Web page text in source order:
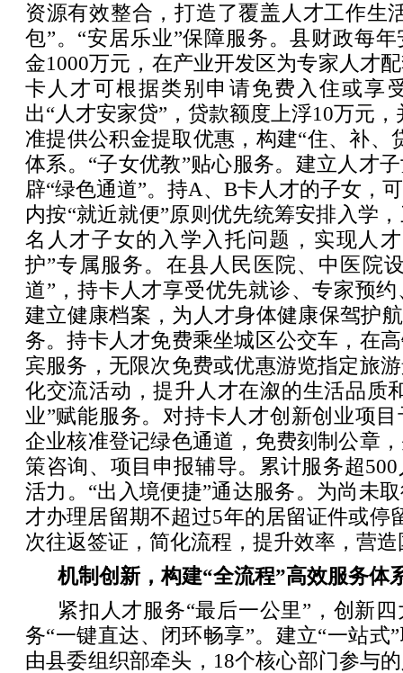
资源有效整合，打造了覆盖人才工作生
包”。“安居乐业”保障服务。县财政每
金1000万元，在产业开发区为专家人才
卡人才可根据类别申请免费入住或享
出“人才安家贷”，贷款额度上浮10万元
准提供公积金提取优惠，构建“住、补、
体系。“子女优教”贴心服务。建立人才
辟“绿色通道”。持A、B卡人才的子女，
内按“就近就便”原则优先统筹安排入学
名人才子女的入学入托问题，实现人
护”专属服务。在县人民医院、中医院
道”，持卡人才享受优先就诊、专家预
建立健康档案，为人才身体健康保驾护
务。持卡人才免费乘坐城区公交车，在
宾服务，无限次免费或优惠游览指定旅
化交流活动，提升人才在溆的生活品质
业”赋能服务。对持卡人才创新创业项
企业核准登记绿色通道，免费刻制公章
策咨询、项目申报辅导。累计服务超
活力。“出入境便捷”通达服务。为尚未
才办理居留期不超过5年的居留证件或停
次往返签证，简化流程，提升效率，营
机制创新，构建“全流程”高效服务体
紧扣人才服务“最后一公里”，创新
务“一键直达、闭环畅享”。建立“一站式
由县委组织部牵头，18个核心部门参与